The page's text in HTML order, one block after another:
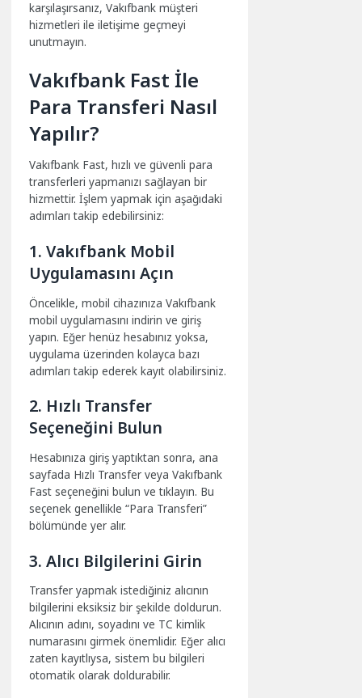
karşılaşırsanız, Vakıfbank müşteri
hizmetleri ile iletişime geçmeyi
unutmayın.
Vakıfbank Fast İle
Para Transferi Nasıl
Yapılır?
Vakıfbank Fast, hızlı ve güvenli para
transferleri yapmanızı sağlayan bir
hizmettir. İşlem yapmak için aşağıdaki
adımları takip edebilirsiniz:
1. Vakıfbank Mobil
Uygulamasını Açın
Öncelikle, mobil cihazınıza Vakıfbank
mobil uygulamasını indirin ve giriş
yapın. Eğer henüz hesabınız yoksa,
uygulama üzerinden kolayca bazı
adımları takip ederek kayıt olabilirsiniz.
2. Hızlı Transfer
Seçeneğini Bulun
Hesabınıza giriş yaptıktan sonra, ana
sayfada Hızlı Transfer veya Vakıfbank
Fast seçeneğini bulun ve tıklayın. Bu
seçenek genellikle “Para Transferi”
bölümünde yer alır.
3. Alıcı Bilgilerini Girin
Transfer yapmak istediğiniz alıcının
bilgilerini eksiksiz bir şekilde doldurun.
Alıcının adını, soyadını ve TC kimlik
numarasını girmek önemlidir. Eğer alıcı
zaten kayıtlıysa, sistem bu bilgileri
otomatik olarak doldurabilir.